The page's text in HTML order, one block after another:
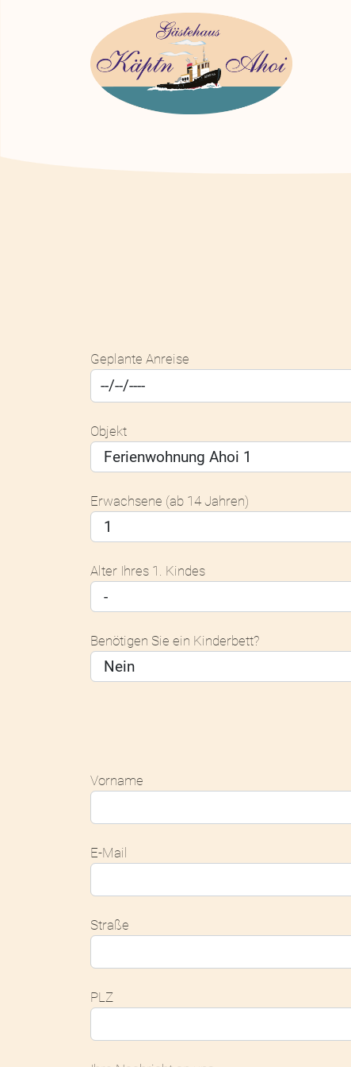
Geplante Anreise
Objekt
Erwachsene (ab 14 Jahren)
Alter Ihres 1. Kindes
Benötigen Sie ein Kinderbett?
Vorname
E-Mail
Straße
PLZ